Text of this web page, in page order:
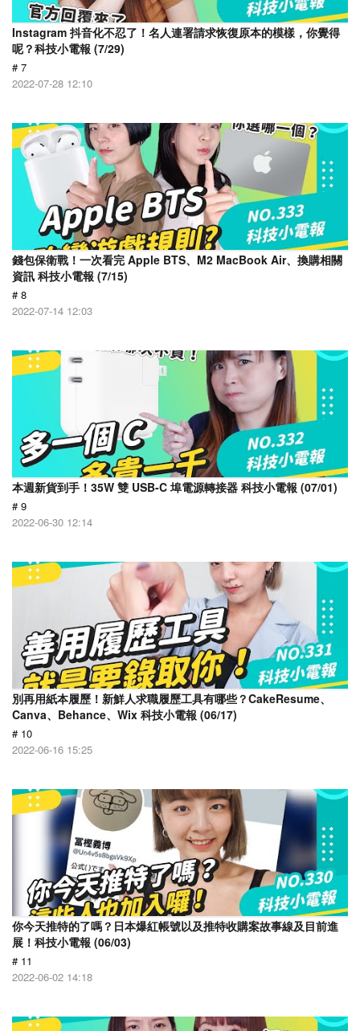
Instagram 抖音化不忍了！名人連署請求恢復原本的模樣，你覺得
呢？科技小電報 (7/29)
# 7
2022-07-28 12:10
錢包保衛戰！一次看完 Apple BTS、M2 MacBook Air、換購相關
資訊 科技小電報 (7/15)
# 8
2022-07-14 12:03
本週新貨到手！35W 雙 USB-C 埠電源轉接器 科技小電報 (07/01)
# 9
2022-06-30 12:14
別再用紙本履歷！新鮮人求職履歷工具有哪些？CakeResume、
Canva、Behance、Wix 科技小電報 (06/17)
# 10
2022-06-16 15:25
你今天推特的了嗎？日本爆紅帳號以及推特收購案故事線及目前進
展！科技小電報 (06/03)
# 11
2022-06-02 14:18